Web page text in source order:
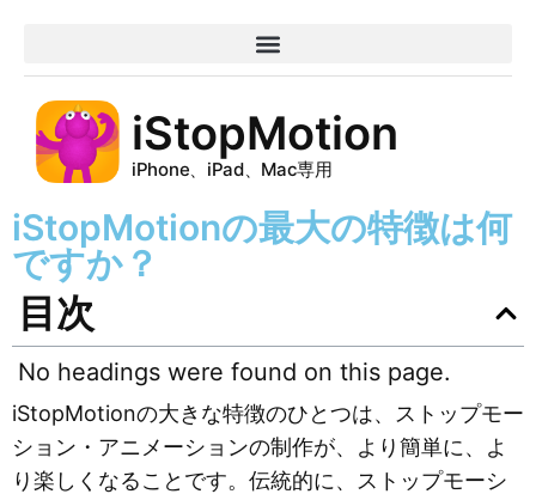
iStopMotion
iPhone、iPad、Mac専用
iStopMotionの最大の特徴は何
ですか？
目次
No headings were found on this page.
iStopMotionの大きな特徴のひとつは、ストップモー
ション・アニメーションの制作が、より簡単に、よ
り楽しくなることです。伝統的に、ストップモーシ